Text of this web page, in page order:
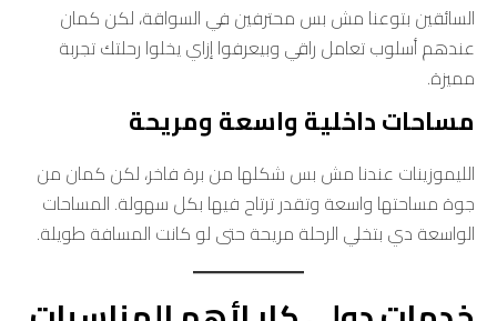
السائقين بتوعنا مش بس محترفين في السواقة، لكن كمان
عندهم أسلوب تعامل راقي وبيعرفوا إزاي يخلوا رحلتك تجربة
مميزة.
مساحات داخلية واسعة ومريحة
الليموزينات عندنا مش بس شكلها من برة فاخر، لكن كمان من
جوة مساحتها واسعة وتقدر ترتاح فيها بكل سهولة. المساحات
الواسعة دي بتخلي الرحلة مريحة حتى لو كانت المسافة طويلة.